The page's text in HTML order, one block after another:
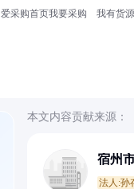
爱采购首页我要采购 我有货源
本文内容贡献来源：
宿州
法人:孙